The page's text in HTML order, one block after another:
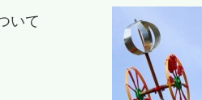
いて